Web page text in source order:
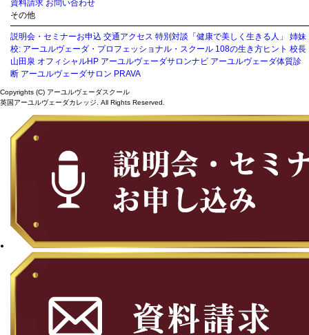
資料請求 お問い合わせ
その他
説明会・セミナーお申込 交通アクセス 特別対談「健康で美しく生きる人」
姉妹
校: アーユルヴェーダ・プロフェッショナル・スクール 108の生き方ヒント 校長
山田泉 オフィシャルHP アーユルヴェーダサロンナビ アーユルヴェーダ体質診
断 アーユルヴェーダサロン PRAVA
Copyrights (C) アーユルヴェーダスクール
英国アーユルヴェーダカレッジ. All Rights Reserved.